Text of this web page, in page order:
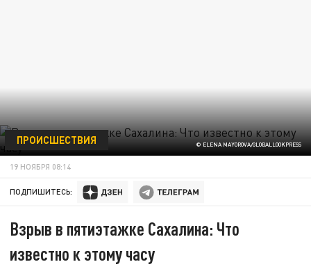
© ELENA MAYOROVA/GLOBALLOOKPRESS
ПРОИСШЕСТВИЯ
19 НОЯБРЯ 08:14
ПОДПИШИТЕСЬ:
Взрыв в пятиэтажке Сахалина: Что
известно к этому часу